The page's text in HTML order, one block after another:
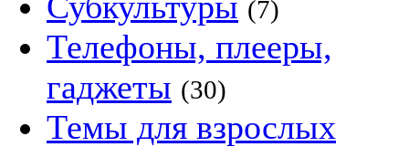
(7)
Телефоны, плееры,
гаджеты (30)
Темы для взрослых